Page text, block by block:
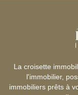
La croisette
l'immobilier,
immobiliers prêts à